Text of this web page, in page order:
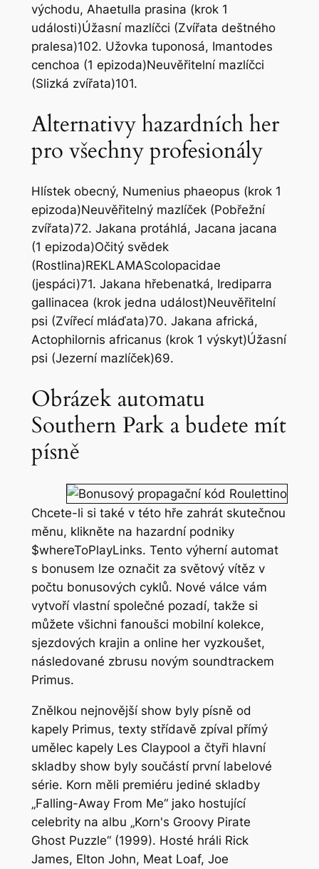
východu, Ahaetulla prasina (krok 1
události)Úžasní mazlíčci (Zvířata deštného
pralesa)102. Užovka tuponosá, Imantodes
cenchoa (1 epizoda)Neuvěřitelní mazlíčci
(Slizká zvířata)101.
Alternativy hazardních her
pro všechny profesionály
Hlístek obecný, Numenius phaeopus (krok 1
epizoda)Neuvěřitelný mazlíček (Pobřežní
zvířata)72. Jakana protáhlá, Jacana jacana
(1 epizoda)Očitý svědek
(Rostlina)REKLAMAScolopacidae
(jespáci)71. Jakana hřebenatká, Irediparra
gallinacea (krok jedna událost)Neuvěřitelní
psi (Zvířecí mláďata)70. Jakana africká,
Actophilornis africanus (krok 1 výskyt)Úžasní
psi (Jezerní mazlíček)69.
Obrázek automatu
Southern Park a budete mít
písně
Chcete-li si také v této hře zahrát skutečnou
měnu, klikněte na hazardní podniky
$whereToPlayLinks. Tento výherní automat
s bonusem lze označit za světový vítěz v
počtu bonusových cyklů. Nové válce vám
vytvoří vlastní společné pozadí, takže si
můžete všichni fanoušci mobilní kolekce,
sjezdových krajin a online her vyzkoušet,
následované zbrusu novým soundtrackem
Primus.
Znělkou nejnovější show byly písně od
kapely Primus, texty střídavě zpíval přímý
umělec kapely Les Claypool a čtyři hlavní
skladby show byly součástí první labelové
série. Korn měli premiéru jediné skladby
„Falling-Away From Me“ jako hostující
celebrity na albu „Korn's Groovy Pirate
Ghost Puzzle“ (1999). Hosté hráli Rick
James, Elton John, Meat Loaf, Joe